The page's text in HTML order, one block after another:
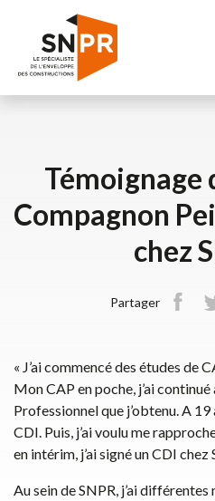
Savoir-
faire
Entreprise
Actualités
SNPR
Services
SNPR
Emeraude
Témoignage
Compagnon
chez
Partager
« J’ai commencé des études de
Mon CAP en poche, j’ai
Professionnel que j’obtenu. A 19
CDI. Puis, j’ai voulu me
en intérim, j’ai signé un CDI
Au sein de SNPR, j’ai différentes